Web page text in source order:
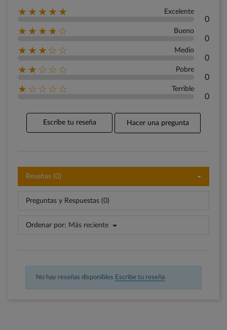
★★★★★ Excelente
0
★★★★☆ Bueno
0
★★★☆☆ Medio
0
★★☆☆☆ Pobre
0
★☆☆☆☆ Terrible
0
Escribe tu reseña Hacer una pregunta
Reseñas (0)
Preguntas y Respuestas (0)
Ordenar por: Más reciente
No hay reseñas disponibles Escribe tu reseña